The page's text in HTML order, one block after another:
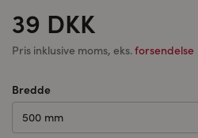
39 DKK
Pris inklusive moms, eks.forsendelse
Bredde
500 mm